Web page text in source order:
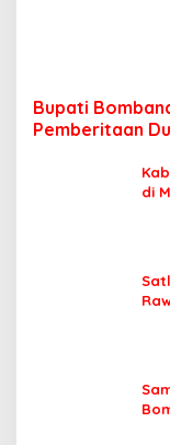
Bupati
Pemberitaan
di